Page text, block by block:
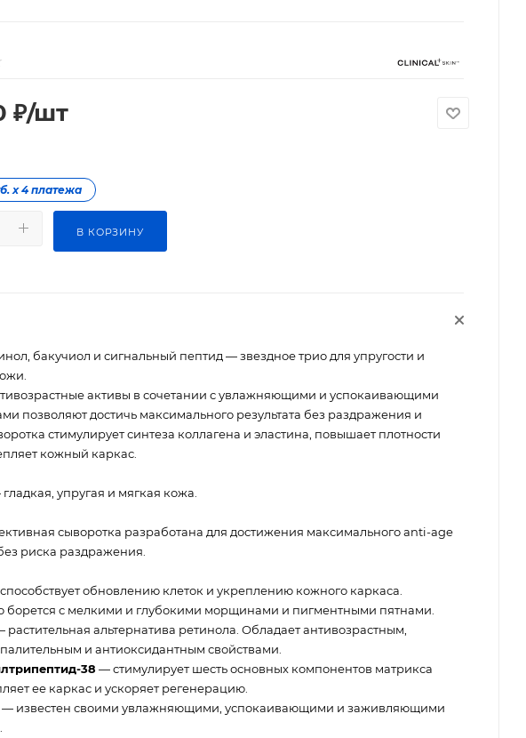
₽/шт
х 4 платежа
В КОРЗИНУ
бакучиол и сигнальный пептид — звездное трио для упругости и
активы в сочетании с увлажняющими и успокаивающими
позволяют достичь максимального результата без раздражения и
стимулирует синтеза коллагена и эластина, повышает плотности
кожный каркас.
гладкая, упругая и мягкая кожа.
сыворотка разработана для достижения максимального anti-age
риска раздражения.
обновлению клеток и укреплению кожного каркаса.
борется с мелкими и глубокими морщинами и пигментными пятнами.
растительная альтернатива ретинола. Обладает антивозрастным,
и антиоксидантным свойствами.
38 — стимулирует шесть основных компонентов матрикса
ее каркас и ускоряет регенерацию.
— известен своими увлажняющими, успокаивающими и заживляющими